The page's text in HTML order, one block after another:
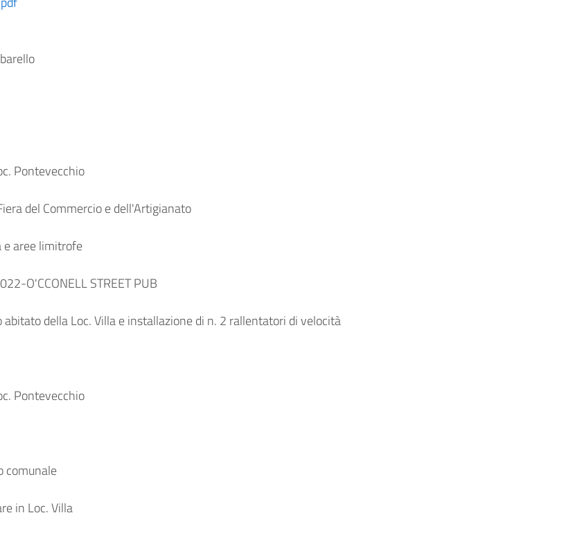
Pontevecchio
del Commercio e dell'Artigianato
e aree limitrofe
O'CCONELL STREET PUB
della Loc. Villa e installazione di n. 2 rallentatori di velocità
Pontevecchio
comunale
in Loc. Villa